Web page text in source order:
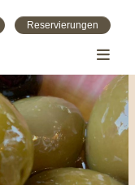
Reservierungen